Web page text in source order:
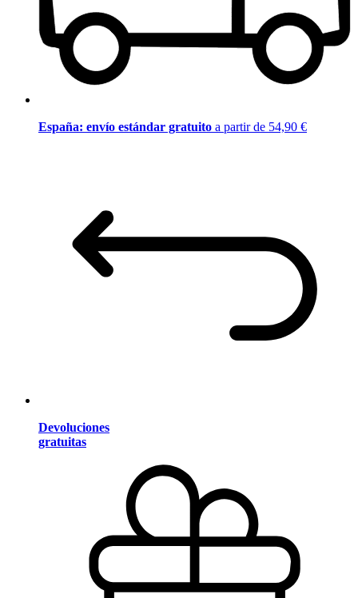
España: envío estándar gratuito a partir de 54,90 €
Devoluciones
gratuitas